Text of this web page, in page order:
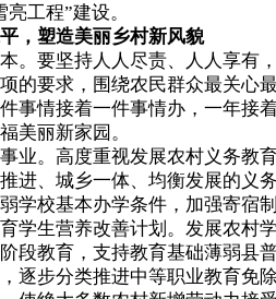
工程”建设。
，塑造美丽乡村新风貌
。要坚持人人尽责、人人享有
的要求，围绕农民群众最关心
事情接着一件事情办，一年接
美丽新家园。
业。高度重视发展农村义务教
进、城乡一体、均衡发展的义
学校基本办学条件，加强寄宿
学生营养改善计划。发展农村
段教育，支持教育基础薄弱县
逐步分类推进中等职业教育免